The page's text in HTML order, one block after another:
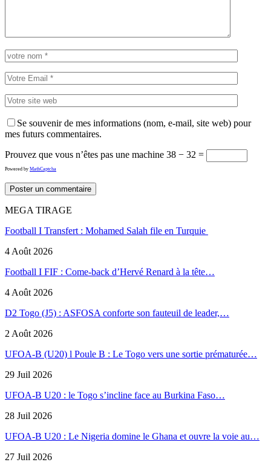
Se souvenir de mes informations (nom, e-mail, site web) pour
mes futurs commentaires.
Prouvez que vous n’êtes pas une machine 38 − 32 =
Powered by MathCaptcha
MEGA TIRAGE
Football I Transfert : Mohamed Salah file en Turquie
4 Août 2026
Football I FIF : Come-back d’Hervé Renard à la tête…
4 Août 2026
D2 Togo (J5) : ASFOSA conforte son fauteuil de leader,…
2 Août 2026
UFOA-B (U20) l Poule B : Le Togo vers une sortie prématurée…
29 Juil 2026
UFOA-B U20 : le Togo s’incline face au Burkina Faso…
28 Juil 2026
UFOA-B U20 : Le Nigeria domine le Ghana et ouvre la voie au…
27 Juil 2026